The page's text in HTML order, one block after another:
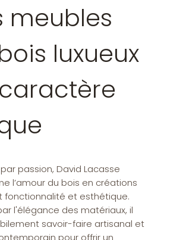
meubles
luxueux
passion, David Lacasse
l’amour du bois en créations
fonctionnalité et esthétique.
l'élégance des matériaux, il
savoir-faire artisanal et
pour offrir un